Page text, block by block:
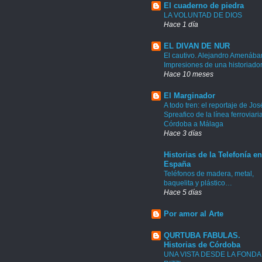
El cuaderno de piedra
LA VOLUNTAD DE DIOS
Hace 1 día
EL DIVAN DE NUR
El cautivo. Alejandro
Impresiones de una
Hace 10 meses
El Marginador
A todo tren: el reportaje de
Spreafico de la línea
Córdoba a Málaga
Hace 3 días
Historias de la Telefonía en
España
Teléfonos de madera, metal,
baquelita y plástico…
Hace 5 días
Por amor al Arte
QURTUBA FABULAS.
Historias de Córdoba
UNA VISTA DESDE LA FONDA